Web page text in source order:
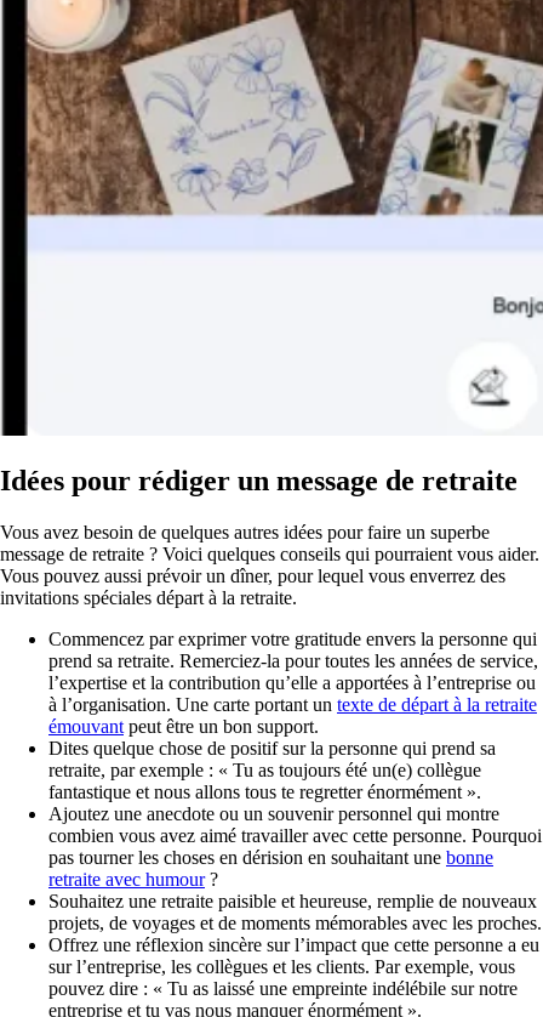
Idées pour rédiger un message de retraite
Vous avez besoin de quelques autres idées pour faire un superbe
message de retraite ? Voici quelques conseils qui pourraient vous aider.
Vous pouvez aussi prévoir un dîner, pour lequel vous enverrez des
invitations spéciales départ à la retraite.
Commencez par exprimer votre gratitude envers la personne qui
prend sa retraite. Remerciez-la pour toutes les années de service,
l’expertise et la contribution qu’elle a apportées à l’entreprise ou
à l’organisation. Une carte portant un texte de départ à la retraite
émouvant peut être un bon support.
Dites quelque chose de positif sur la personne qui prend sa
retraite, par exemple : « Tu as toujours été un(e) collègue
fantastique et nous allons tous te regretter énormément ».
Ajoutez une anecdote ou un souvenir personnel qui montre
combien vous avez aimé travailler avec cette personne. Pourquoi
pas tourner les choses en dérision en souhaitant une bonne
retraite avec humour?
Souhaitez une retraite paisible et heureuse, remplie de nouveaux
projets, de voyages et de moments mémorables avec les proches.
Offrez une réflexion sincère sur l’impact que cette personne a eu
sur l’entreprise, les collègues et les clients. Par exemple, vous
pouvez dire : « Tu as laissé une empreinte indélébile sur notre
entreprise et tu vas nous manquer énormément ».